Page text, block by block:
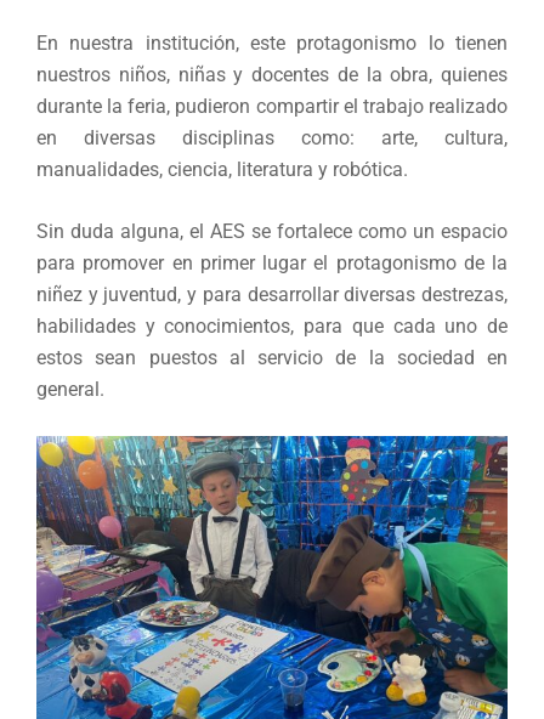
En nuestra institución, este protagonismo lo tienen
nuestros niños, niñas y docentes de la obra, quienes
durante la feria, pudieron compartir el trabajo realizado
en diversas disciplinas como: arte, cultura,
manualidades, ciencia, literatura y robótica.
Sin duda alguna, el AES se fortalece como un espacio
para promover en primer lugar el protagonismo de la
niñez y juventud, y para desarrollar diversas destrezas,
habilidades y conocimientos, para que cada uno de
estos sean puestos al servicio de la sociedad en
general.